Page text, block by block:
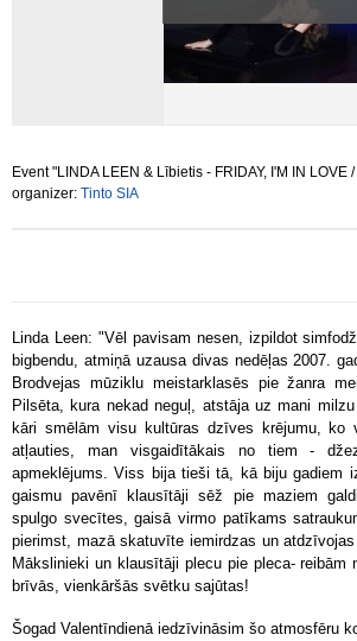
Event "LINDA LEEN & Lībietis - FRIDAY, I'M IN LOVE
organizer: Tinto SIA
Linda Leen: "Vēl pavisam nesen, izpildot
bigbendu, atmiņā uzausa divas nedēļas 2007.
Brodvejas mūziklu meistarklasēs pie žanra
Pilsēta, kura nekad neguļ, atstāja uz mani
kāri smēlām visu kultūras dzīves krējumu, ko
atļauties, man visgaidītākais no tiem -
apmeklējums. Viss bija tieši tā, kā biju gadiem
gaismu pavēnī klausītāji sēž pie maziem
spulgo svecītes, gaisā virmo patīkams
pierimst, mazā skatuvīte iemirdzas un
Mākslinieki un klausītāji plecu pie pleca-
brīvās, vienkāršās svētku sajūtas!
Šogad Valentīndienā iedzīvināsim šo atmosfēru